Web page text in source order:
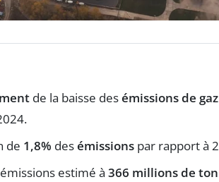
de la baisse desémissions de
de 1,8% desémissions par rapport à
estimé à 366 millions de